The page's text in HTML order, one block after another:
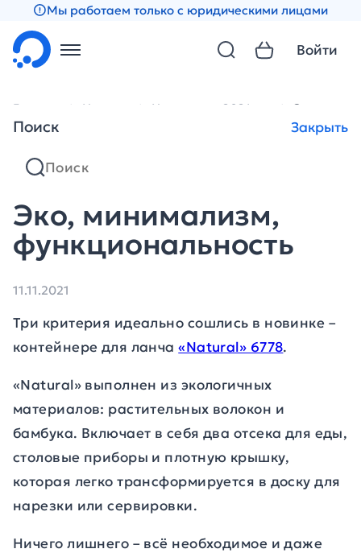
Мы работаем только с юридическими лицами
Поиск Закрыть
Войти
Главная Новости Новости за 2021 год Эко,
Эко, минимализм,
функциональность
11.11.2021
Три критерия идеально сошлись в новинке –
контейнере для ланча«Natural» 6778.
«Natural» выполнен из экологичных
материалов: растительных волокон и
бамбука. Включает в себя два отсека для еды,
столовые приборы и плотную крышку,
которая легко трансформируется в доску для
нарезки или сервировки.
Ничего лишнего – всё необходимое и даже